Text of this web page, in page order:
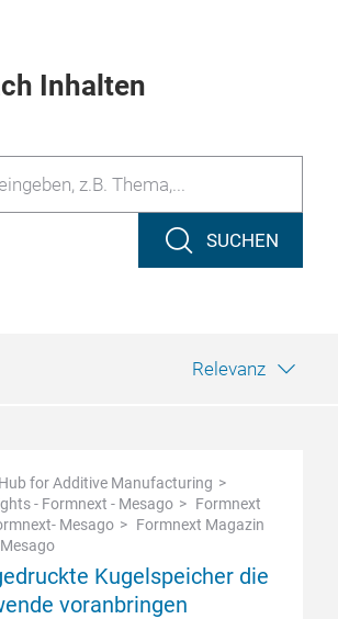
Inhalten
SUCHEN
Relevanz
for Additive Manufacturing
- Formnext - Mesago
Formnext
Mesago
Formnext Magazin
Kugelspeicher die
voranbringen